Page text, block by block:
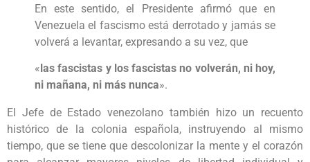
En este sentido, el Presidente afirmó que en
Venezuela el fascismo está derrotado y jamás se
volverá a levantar, expresando a su vez, que
« las fascistas y los fascistas no volverán, ni hoy,
ni mañana, ni más nunca».
El Jefe de Estado venezolano también hizo un recuento
histórico de la colonia española, instruyendo al mismo
tiempo, que se tiene que descolonizar la mente y el corazón